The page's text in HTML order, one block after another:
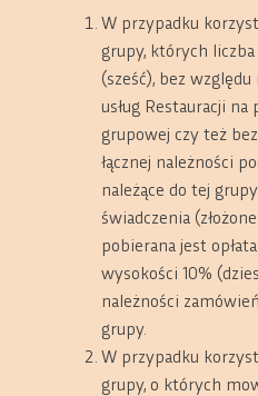
W przypadku
grupy, których
(sześć), bez
usług Restauracji
grupowej czy też
łącznej należności
należące do tej
świadczenia
pobierana jest
wysokości 10%
należności
grupy.
W przypadku
grupy, o których